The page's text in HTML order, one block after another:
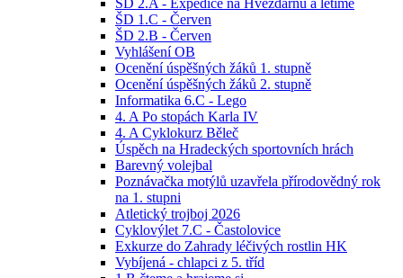
ŠD 2.A - Expedice na Hvězdárnu a letíme
ŠD 1.C - Červen
ŠD 2.B - Červen
Vyhlášení OB
Ocenění úspěšných žáků 1. stupně
Ocenění úspěšných žáků 2. stupně
Informatika 6.C - Lego
4. A Po stopách Karla IV
4. A Cyklokurz Běleč
Úspěch na Hradeckých sportovních hrách
Barevný volejbal
Poznávačka motýlů uzavřela přírodovědný rok
na 1. stupni
Atletický trojboj 2026
Cyklovýlet 7.C - Častolovice
Exkurze do Zahrady léčivých rostlin HK
Vybíjená - chlapci z 5. tříd